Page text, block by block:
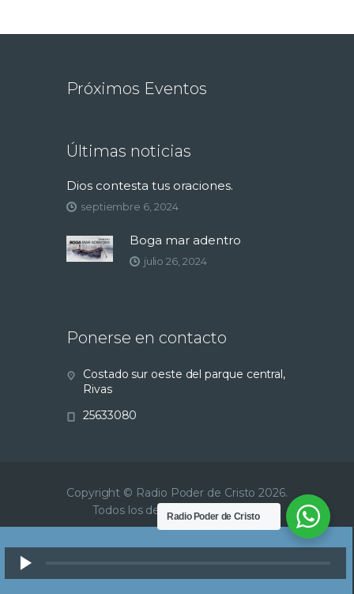
Próximos Eventos
Últimas noticias
Dios contesta tus oraciones.
septiembre 6, 2024
Boga mar adentro
julio 26, 2024
Ponerse en contacto
Costado sur oeste del parque central,
Rivas
25633080
Copyright © Radio Poder de Cristo 2026.
Todos los derechos reservados.
Reproductor
Radio Poder de Cristo